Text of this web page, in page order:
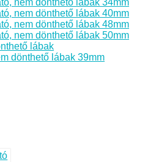
nem dönthető lábak 40mm
nem dönthető lábak 48mm
nem dönthető lábak 50mm
lábak
dönthető lábak 39mm